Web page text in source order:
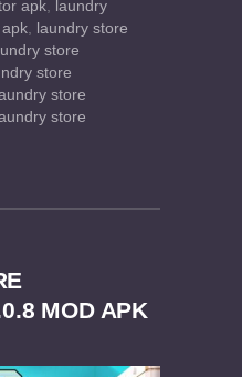
apk laundry
laundry store
store
store
store
store
MOD APK